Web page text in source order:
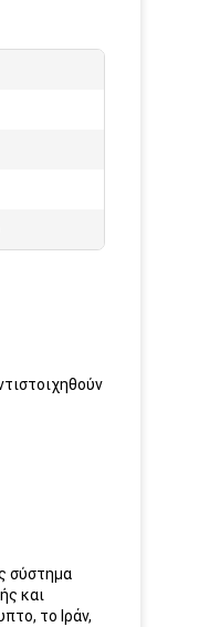
σύστημα
και
το Ιράν,